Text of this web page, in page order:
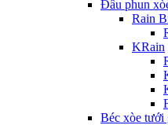
Đầu phun
Rain
KRain
Béc xòe tưới